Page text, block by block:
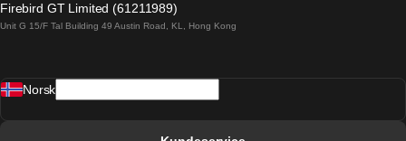
Barcelona Sevilla Tog
Firebird GT Limited (61211989)
Unit G 15/F Tal Building 49 Austin Road, KL, Hong Kong
Norsk